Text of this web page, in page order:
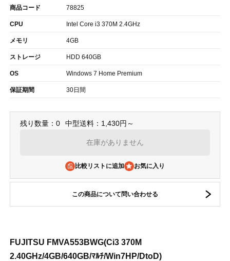
商品コード 78825
CPU Intel Core i3 370M 2.4GHz
メモリ 4GB
ストレージ HDD 640GB
OS Windows 7 Home Premium
保証期間 30日間
残り数量：0 中型送料：1,430円～
在庫がありません
比較リストに追加
この商品について問い合わせる
FUJITSU FMVA553BWG(Ci3 370M
2.40GHz/4GB/640GB/ﾏﾙﾁ/Win7HP/DtoD)